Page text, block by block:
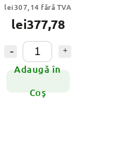
lei307,14 fără TVA
lei377,78
Adaugă în
Coş